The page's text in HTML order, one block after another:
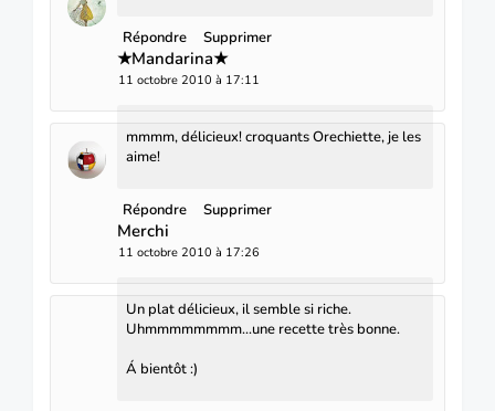
Répondre Supprimer
★Mandarina★
11 octobre 2010 à 17:11
mmmm, délicieux! croquants Orechiette, je les
aime!
Répondre Supprimer
Merchi
11 octobre 2010 à 17:26
Un plat délicieux, il semble si riche.
Uhmmmmmmmm...une recette très bonne.
Á bientôt :)